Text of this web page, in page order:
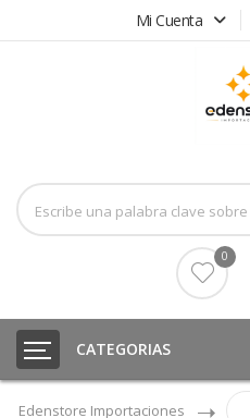
Mi Cuenta
0
CATEGORIAS
Edenstore Importaciones